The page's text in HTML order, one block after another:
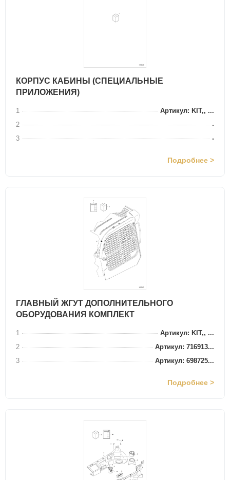
КОРПУС КАБИНЫ (СПЕЦИАЛЬНЫЕ
ПРИЛОЖЕНИЯ)
1
Артикул: KIT,, ...
2
-
3
-
Подробнее >
ГЛАВНЫЙ ЖГУТ ДОПОЛНИТЕЛЬНОГО
ОБОРУДОВАНИЯ КОМПЛЕКТ
1
Артикул: KIT,, ...
2
Артикул: 716913...
3
Артикул: 698725...
Подробнее >